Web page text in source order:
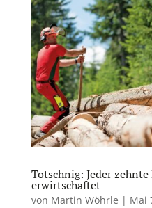
Totschnig: Jeder
erwirtschaftet
von Martin Wöhrle | Mai